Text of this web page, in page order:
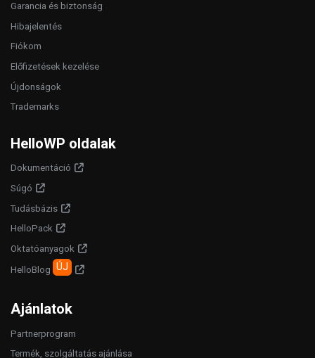
Garancia és biztonság
Hibajelentés
Fiókom
Előfizetések kezelése
Újdonságok
Trademarks
HelloWP oldalak
Dokumentáció
Súgó
Tudásbázis
HelloPack
Oktatóanyagok
HelloBlog ÚJ
Ajánlatok
Partnerprogram
Termék, szolgáltatás ajánlása